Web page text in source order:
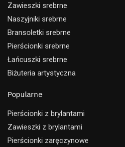
Zawieszki srebrne
Naszyjniki srebrne
Bransoletki srebrne
Pierścionki srebrne
Łańcuszki srebrne
Biżuteria artystyczna
Popularne
Pierścionki z brylantami
Zawieszki z brylantami
Pierścionki zaręczynowe